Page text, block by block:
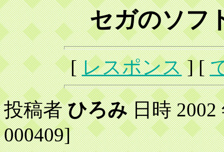
セガのソフ
[レスポンス] [
投稿者ひろみ日時 2002
000409]